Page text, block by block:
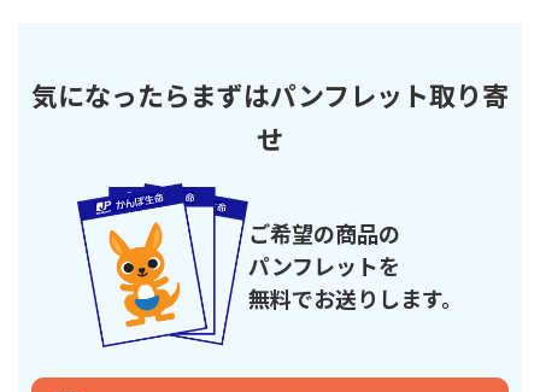
保証期間/
年金支払期間(最大)
20年/30年
気になったらまずはパンフレット取り寄
せ
ご希望の商品の
パンフレットを
無料でお送りします。